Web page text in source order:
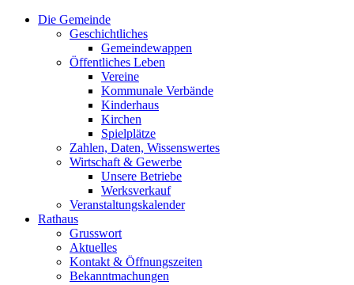
Die Gemeinde
Geschichtliches
Gemeindewappen
Öffentliches Leben
Vereine
Kommunale Verbände
Kinderhaus
Kirchen
Spielplätze
Zahlen, Daten, Wissenswertes
Wirtschaft & Gewerbe
Unsere Betriebe
Werksverkauf
Veranstaltungskalender
Rathaus
Grusswort
Aktuelles
Kontakt & Öffnungszeiten
Bekanntmachungen